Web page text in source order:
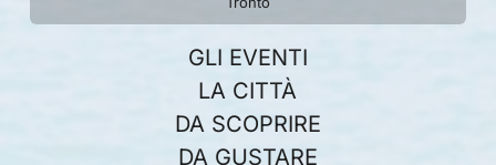
GLI EVENTI
LA CITTÀ
DA SCOPRIRE
DA GUSTARE